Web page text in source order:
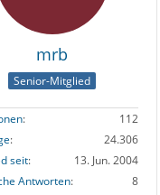
mrb
Senior-Mitglied
112
24.306
seit
13. Jun. 2004
Antworten
8